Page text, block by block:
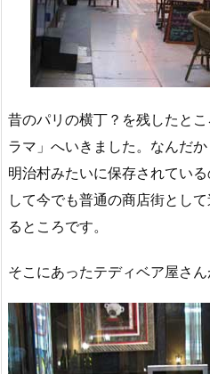
昔のパリの横丁？を残したと
ラマ」へいきました。なんだか
明治村みたいに保存されてい
して今でも普通の商店街とし
るところです。
そこにあったテディベア屋さ